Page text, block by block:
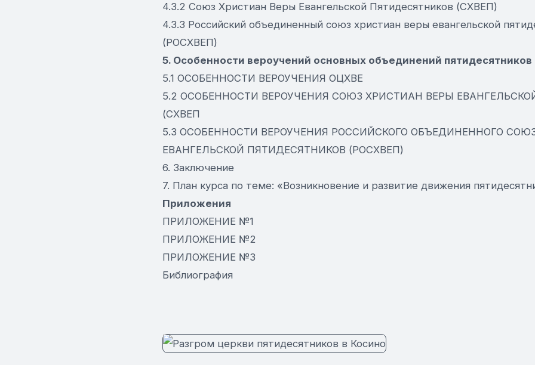
4.3.2 Союз Христиан Веры Евангельской Пятидесятников (СХВЕП)
4.3.3 Российский объединенный союз христиан веры евангельской
(РОСХВЕП)
5. Особенности вероучений основных объединений пятидесятников
5.1 ОСОБЕННОСТИ ВЕРОУЧЕНИЯ ОЦХВЕ
5.2 ОСОБЕННОСТИ ВЕРОУЧЕНИЯ СОЮЗ ХРИСТИАН ВЕРЫ
(СХВЕП
5.3 ОСОБЕННОСТИ ВЕРОУЧЕНИЯ РОССИЙСКОГО ОБЪЕДИНЕННОГО
ЕВАНГЕЛЬСКОЙ ПЯТИДЕСЯТНИКОВ (РОСХВЕП)
6. Заключение
7. План курса по теме: «Возникновение и развитие движения
Приложения
ПРИЛОЖЕНИЕ №1
ПРИЛОЖЕНИЕ №2
ПРИЛОЖЕНИЕ №3
Библиография